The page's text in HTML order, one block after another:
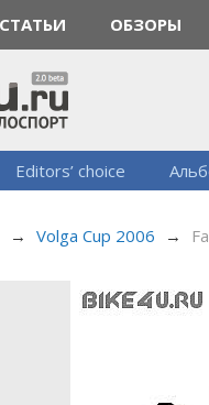
СТАТЬИ ОБЗОРЫ
Editors’ choice
→ Volga Cup 2006 →